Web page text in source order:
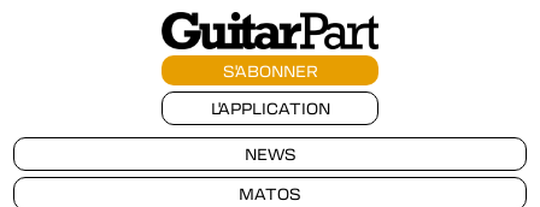
S'ABONNER
L'APPLICATION
NEWS
MATOS